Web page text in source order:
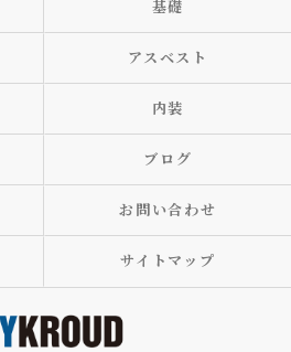
基礎
アスベスト
内装
ブログ
お問い合わせ
サイトマップ